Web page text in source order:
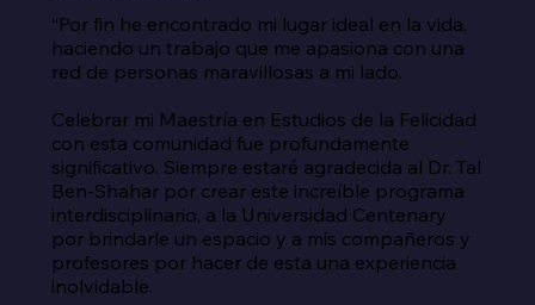
“Por fin he encontrado mi lugar ideal en la vida,
haciendo un trabajo que me apasiona con una
red de personas maravillosas a mi lado.
Celebrar mi Maestría en Estudios de la Felicidad
con esta comunidad fue profundamente
significativo. Siempre estaré agradecida al Dr. Tal
Ben-Shahar por crear este increíble programa
interdisciplinario, a la Universidad Centenary
por brindarle un espacio y a mis compañeros y
profesores por hacer de esta una experiencia
inolvidable.